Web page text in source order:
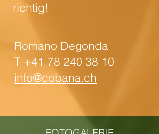
richtig!
Romano Degonda
T +41 78 240 38 10
info@cobana.ch